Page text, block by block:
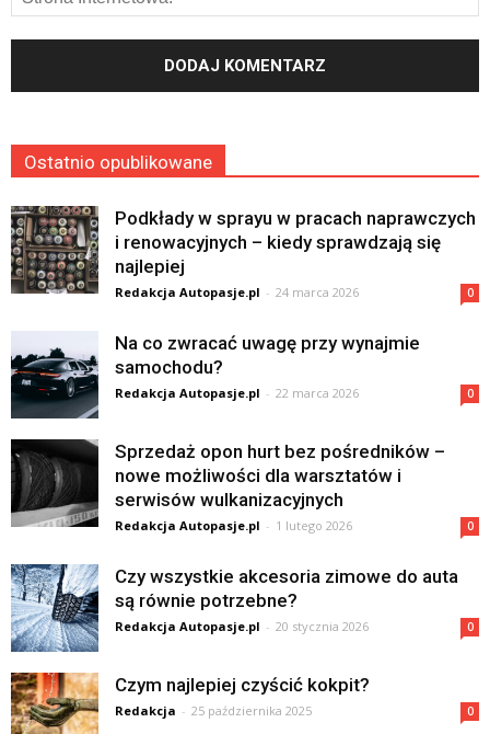
Ostatnio opublikowane
Podkłady w sprayu w pracach naprawczych
i renowacyjnych – kiedy sprawdzają się
najlepiej
Redakcja Autopasje.pl - 24 marca 2026 0
Na co zwracać uwagę przy wynajmie
samochodu?
Redakcja Autopasje.pl - 22 marca 2026 0
Sprzedaż opon hurt bez pośredników –
nowe możliwości dla warsztatów i
serwisów wulkanizacyjnych
Redakcja Autopasje.pl - 1 lutego 2026 0
Czy wszystkie akcesoria zimowe do auta
są równie potrzebne?
Redakcja Autopasje.pl - 20 stycznia 2026 0
Czym najlepiej czyścić kokpit?
Redakcja - 25 października 2025 0